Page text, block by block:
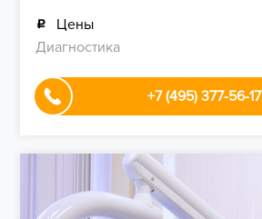
Цены
Диагностика
+7 (495) 377-56-17